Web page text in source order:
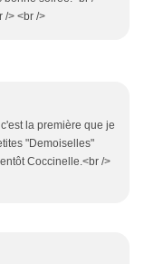
/> <br />
la première que je
"Demoiselles"
Coccinelle.<br />